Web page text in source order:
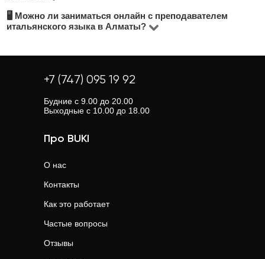
предлагающего бесплатный пробный урок, чтобы
выбрать занятия в удобном районе или онлайн — при
Наши репетиторы — это опытные преподаватели,
студенты старших курсов, университетские
и рейтингами, чтобы выбрать лучшего.
🖥 Можно ли заниматься онлайн с преподавателем
итальянского языка в Алматы?
график или нет возможности посещать очные уроки.
+7 (747) 095 19 92
Будние с 9.00 до 20.00
Выходные с 10.00 до 18.00
Про BUKI
О нас
Контакты
Как это работает
Частые вопросы
Отзывы